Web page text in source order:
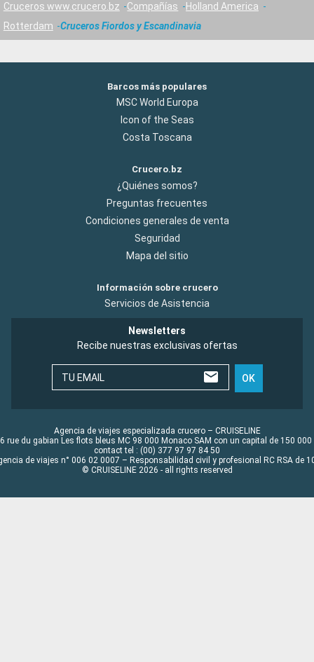
Cruceros www.crucero.bz Compañías
Holland America
Rotterdam
Cruceros Fiordos y Escandinavia
Barcos más populares
MSC World Europa
Icon of the Seas
Costa Toscana
Crucero.bz
¿Quiénes somos?
Preguntas frecuentes
Condiciones generales de venta
Seguridad
Mapa del sitio
Información sobre crucero
Servicios de Asistencia
Newsletters
Recibe nuestras exclusivas ofertas
TU EMAIL OK
Agencia de viajes especializada crucero – CRUISELINE
rue du gabian Les flots bleus MC 98 000 Monaco SAM con un capital de 150 000
contact tel : (00) 377 97 97 84 50
de viajes n° 006 02 0007 – Responsabilidad civil y profesional RC RSA de
© CRUISELINE 2026 - all rights reserved